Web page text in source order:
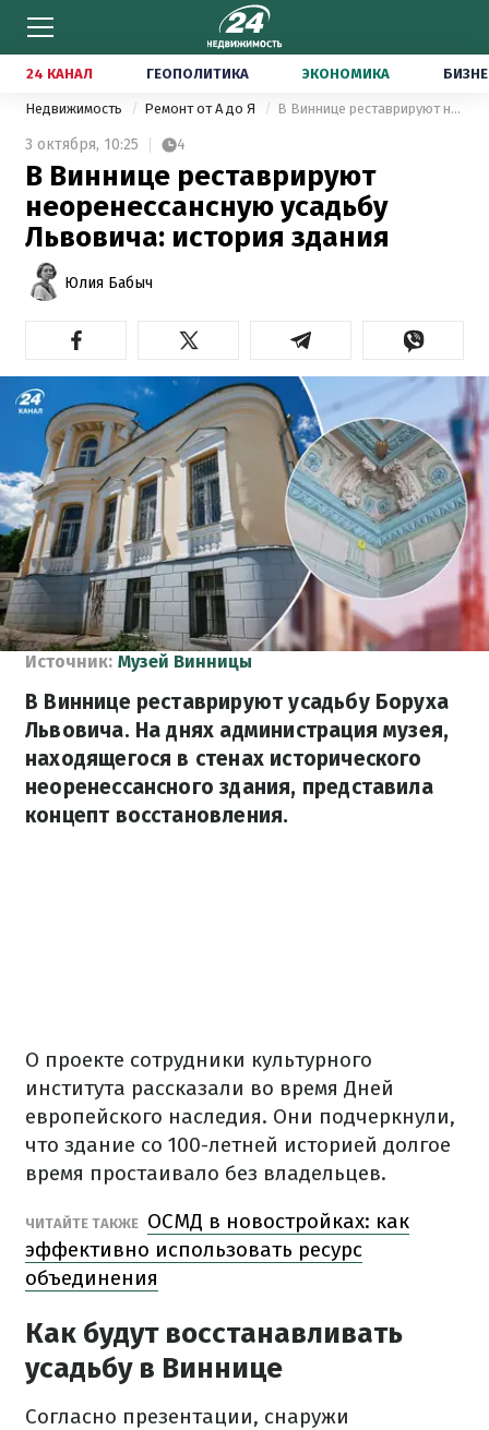
24 КАНАЛ ГЕОПОЛИТИКА ЭКОНОМИКА
Недвижимость Ремонт от А до Я В Виннице реставрируют неоренессансную усадьбу Львовича: история здания
3 октября, 10:25 4
В Виннице реставрируют
неоренессансную усадьбу
Львовича: история здания
Юлия Бабыч
Источник: Музей Винницы
В Виннице реставрируют усадьбу Боруха
Львовича. На днях администрация музея,
находящегося в стенах исторического
неоренессансного здания, представила
концепт восстановления.
О проекте сотрудники культурного
института рассказали во время Дней
европейского наследия. Они подчеркнули,
что здание со 100-летней историей долгое
время простаивало без владельцев.
ЧИТАЙТЕ ТАКЖЕ ОСМД в новостройках: как
эффективно использовать ресурс
объединения
Как будут восстанавливать
усадьбу в Виннице
Согласно презентации, снаружи